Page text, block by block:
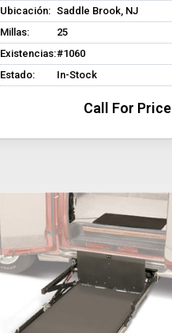
Ubicación: Saddle Brook, NJ
Millas:
25
Existencias:#1060
Estado:
In-Stock
Call For Price